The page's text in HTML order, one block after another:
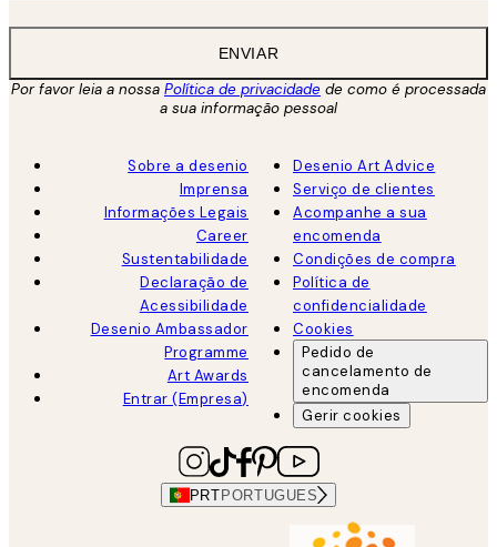
ENVIAR
Por favor leia a nossa Política de privacidade de como é processada
a sua informação pessoal
Sobre a desenio
Imprensa
Informações Legais
Career
Sustentabilidade
Declaração de
Acessibilidade
Desenio Ambassador
Programme
Art Awards
Entrar (Empresa)
Desenio Art Advice
Serviço de clientes
Acompanhe a sua
encomenda
Condições de compra
Política de
confidencialidade
Cookies
Pedido de
cancelamento de
encomenda
Gerir cookies
PRT PORTUGUES